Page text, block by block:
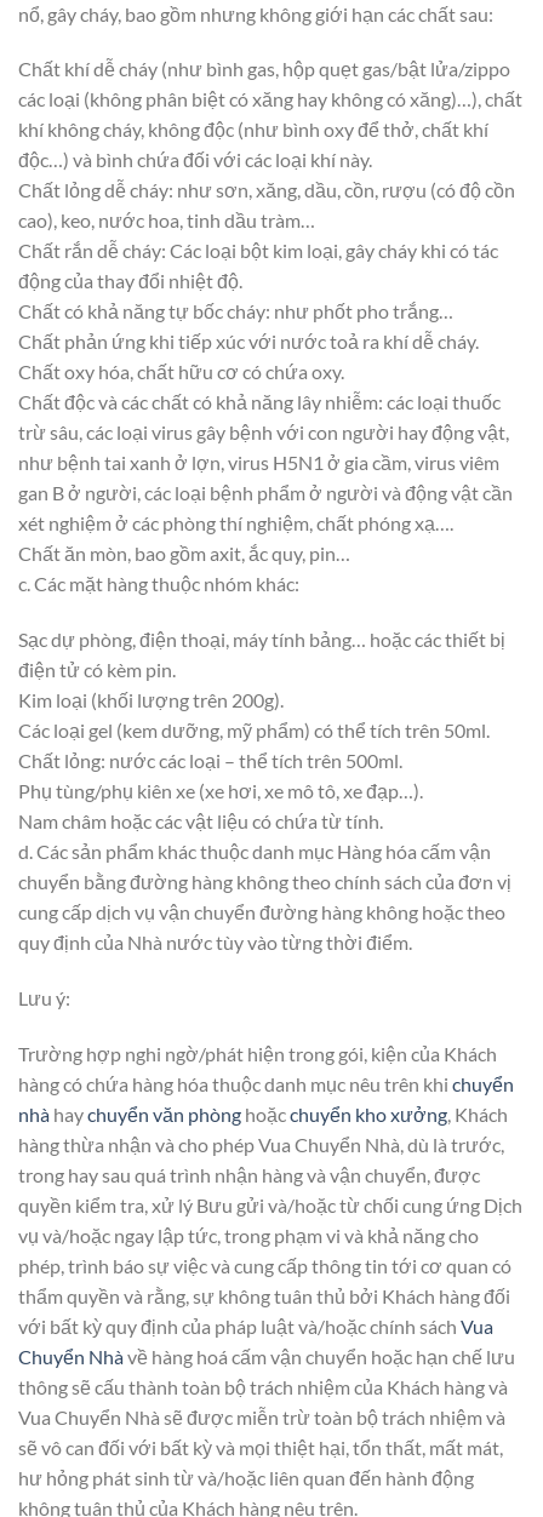
nổ, gây cháy, bao gồm nhưng không giới hạn các chất sau:
Chất khí dễ cháy (như bình gas, hộp quẹt gas/bật lửa/zippo
các loại (không phân biệt có xăng hay không có xăng)…), chất
khí không cháy, không độc (như bình oxy để thở, chất khí
độc…) và bình chứa đối với các loại khí này.
Chất lỏng dễ cháy: như sơn, xăng, dầu, cồn, rượu (có độ cồn
cao), keo, nước hoa, tinh dầu tràm…
Chất rắn dễ cháy: Các loại bột kim loại, gây cháy khi có tác
động của thay đổi nhiệt độ.
Chất có khả năng tự bốc cháy: như phốt pho trắng…
Chất phản ứng khi tiếp xúc với nước toả ra khí dễ cháy.
Chất oxy hóa, chất hữu cơ có chứa oxy.
Chất độc và các chất có khả năng lây nhiễm: các loại thuốc
trừ sâu, các loại virus gây bệnh với con người hay động vật,
như bệnh tai xanh ở lợn, virus H5N1 ở gia cầm, virus viêm
gan B ở người, các loại bệnh phẩm ở người và động vật cần
xét nghiệm ở các phòng thí nghiệm, chất phóng xạ….
Chất ăn mòn, bao gồm axit, ắc quy, pin…
c. Các mặt hàng thuộc nhóm khác:
Sạc dự phòng, điện thoại, máy tính bảng… hoặc các thiết bị
điện tử có kèm pin.
Kim loại (khối lượng trên 200g).
Các loại gel (kem dưỡng, mỹ phẩm) có thể tích trên 50ml.
Chất lỏng: nước các loại – thể tích trên 500ml.
Phụ tùng/phụ kiên xe (xe hơi, xe mô tô, xe đạp…).
Nam châm hoặc các vật liệu có chứa từ tính.
d. Các sản phẩm khác thuộc danh mục Hàng hóa cấm vận
chuyển bằng đường hàng không theo chính sách của đơn vị
cung cấp dịch vụ vận chuyển đường hàng không hoặc theo
quy định của Nhà nước tùy vào từng thời điểm.
Lưu ý:
Trường hợp nghi ngờ/phát hiện trong gói, kiện của Khách
hàng có chứa hàng hóa thuộc danh mục nêu trên khi chuyển
nhà haychuyển văn phòng hoặcchuyển kho xưởng, Khách
hàng thừa nhận và cho phép Vua Chuyển Nhà, dù là trước,
trong hay sau quá trình nhận hàng và vận chuyển, được
quyền kiểm tra, xử lý Bưu gửi và/hoặc từ chối cung ứng Dịch
vụ và/hoặc ngay lập tức, trong phạm vi và khả năng cho
phép, trình báo sự việc và cung cấp thông tin tới cơ quan có
thẩm quyền và rằng, sự không tuân thủ bởi Khách hàng đối
với bất kỳ quy định của pháp luật và/hoặc chính sách Vua
Chuyển Nhàvề hàng hoá cấm vận chuyển hoặc hạn chế lưu
thông sẽ cấu thành toàn bộ trách nhiệm của Khách hàng và
Vua Chuyển Nhà sẽ được miễn trừ toàn bộ trách nhiệm và
sẽ vô can đối với bất kỳ và mọi thiệt hại, tổn thất, mất mát,
hư hỏng phát sinh từ và/hoặc liên quan đến hành động
không tuân thủ của Khách hàng nêu trên.